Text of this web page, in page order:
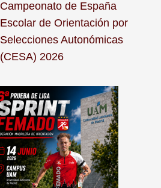
Campeonato de España
Escolar de Orientación por
Selecciones Autonómicas
(CESA) 2026